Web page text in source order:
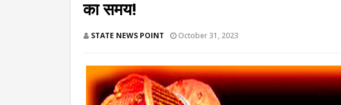
का समय!
STATE NEWS POINT October 31, 2023